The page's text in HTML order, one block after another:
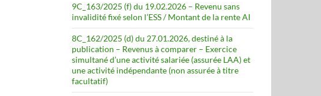
9C_163/2025 (f) du 19.02.2026 – Revenu sans
invalidité fixé selon l’ESS / Montant de la rente AI
8C_162/2025 (d) du 27.01.2026, destiné à la
publication – Revenus à comparer – Exercice
simultané d’une activité salariée (assurée LAA) et
une activité indépendante (non assurée à titre
facultatif)